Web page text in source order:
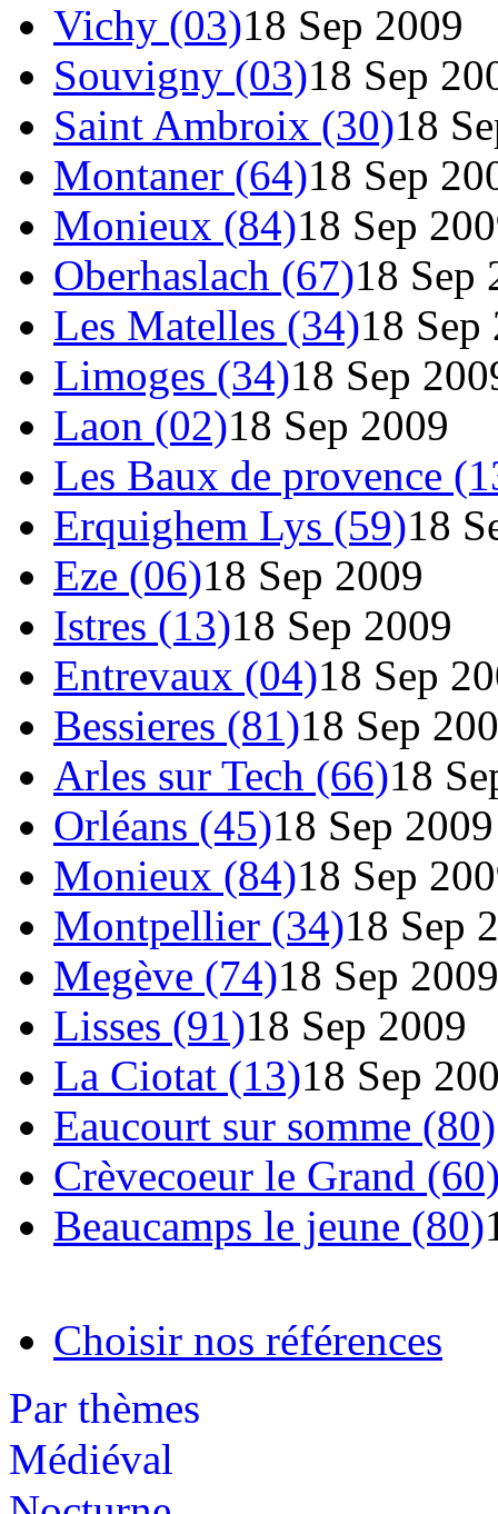
Vichy (03)18 Sep 2009
Souvigny (03)18 Sep
Saint Ambroix (30)18
Montaner (64)18 Sep
Monieux (84)18 Sep
Oberhaslach (67)18 Sep
Les Matelles (34)18 Sep
Limoges (34)18 Sep
Laon (02)18 Sep 2009
Les Baux de provence
Erquighem Lys (59)18
Eze (06)18 Sep 2009
Istres (13)18 Sep 2009
Entrevaux (04)18 Sep
Bessieres (81)18 Sep
Arles sur Tech (66)18
Orléans (45)18 Sep 2009
Monieux (84)18 Sep
Montpellier (34)18 Sep
Megève (74)18 Sep 2009
Lisses (91)18 Sep 2009
La Ciotat (13)18 Sep
Eaucourt sur somme (80)
Crèvecoeur le Grand
Beaucamps le jeune (80)
Choisir nos références
Par thèmes
Médiéval